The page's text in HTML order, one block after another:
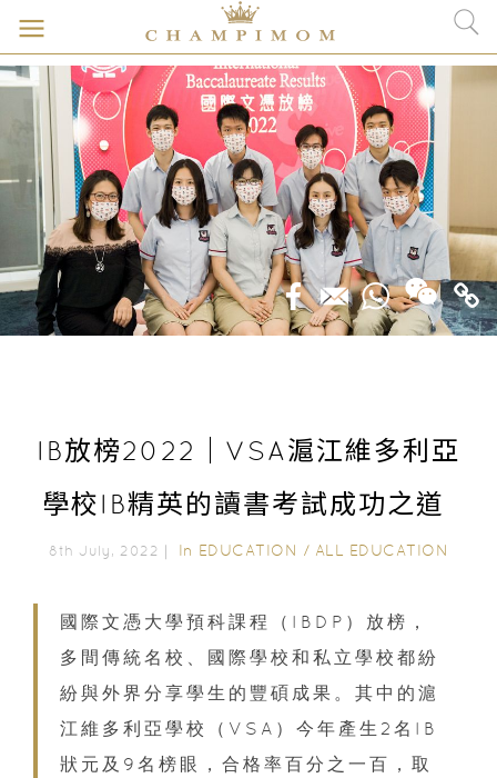
IB放榜2022｜VSA滬江維多利亞
學校IB精英的讀書考試成功之道
8th July, 2022｜ In EDUCATION / ALL EDUCATION
國際文憑大學預科課程（IBDP）放榜，
多間傳統名校、國際學校和私立學校都紛
紛與外界分享學生的豐碩成果。其中的滬
江維多利亞學校（VSA）今年產生2名IB
狀元及9名榜眼，合格率百分之一百，取